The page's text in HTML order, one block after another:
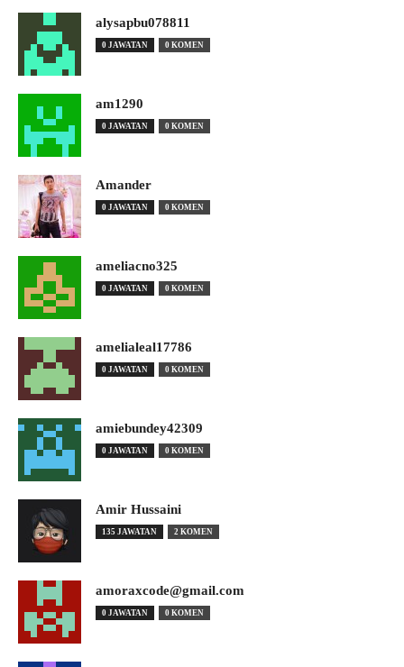
alysapbu078811
0 JAWATAN 0 KOMEN
am1290
0 JAWATAN 0 KOMEN
Amander
0 JAWATAN 0 KOMEN
ameliacno325
0 JAWATAN 0 KOMEN
amelialeal17786
0 JAWATAN 0 KOMEN
amiebundey42309
0 JAWATAN 0 KOMEN
Amir Hussaini
135 JAWATAN 2 KOMEN
amoraxcode@gmail.com
0 JAWATAN 0 KOMEN